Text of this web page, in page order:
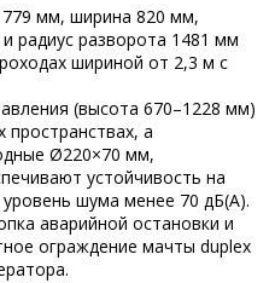
мм, ширина 820 мм,
радиус разворота 1481 мм
шириной от 2,3 м с
(высота 670–1228 мм)
а
Ø220×70 мм,
устойчивость на
шума менее 70 дБ(А).​
аварийной остановки и
ограждение мачты duplex